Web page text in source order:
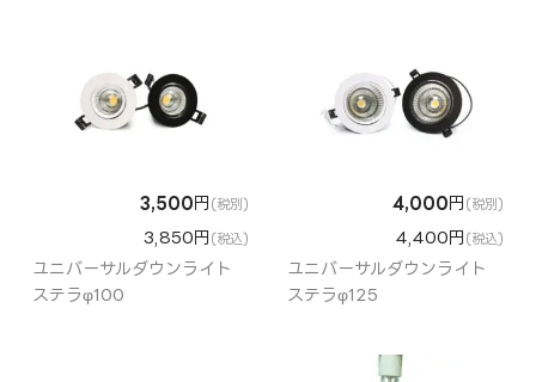
3,500円 (税別)
3,850円 (税込)
ユニバーサルダウンライト
ステラφ100
4,000円 (税別)
4,400円 (税込)
ユニバーサルダウンライト
ステラφ125